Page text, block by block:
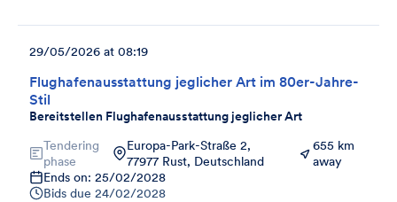
Flughafenausstattung jeglicher Art im 80er-Jahre-
Stil
Bereitstellen Flughafenausstattung jeglicher Art
29/05/2026 at 08:19
Tendering
phase
Europa-Park-Straße 2,
77977 Rust, Deutschland
655 km
away
Ends on: 25/02/2028
Bids due 24/02/2028